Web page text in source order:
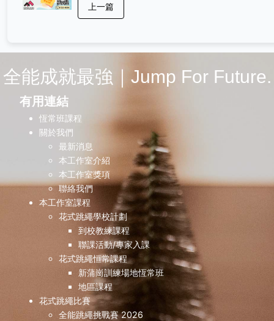
一班新朋友，一齊練、一齊進步，一齊玩得開心！✨
🎯 課程重點： 🧘 基礎身體控制技巧（節奏、控制
｜北區｜灣仔｜屯元天均設有課程，名額有限，報
速！ ⏰ 早鳥優惠：* 5月1日 至 5月31日：第一期
惠（9折）📩 想知開班日期及報名方法？即刻私訊
獲得報名資料！🕺💨
🔻Masterful Studio | 全能技巧工作室🔻專業花式跳
工作室提供不同程度花式跳繩運動訓練 歡迎查詢✉️
工作室由2019年起一直致力推廣花式跳繩，開辦各
適合不同水平人士參與的課程，包括幼兒班、興趣
成人班、恒常跳繩訓練以及精英隊訓練。 本工作室
練場由啟德地鐵站或鑽石山地鐵站步行10分鐘即可
達，有專業嘅運動地板以及大量跳繩器材等，歡迎
花式跳繩班。
快啲瀏覽我哋既網頁或者去Bio報名啦！ 🔻🔻🔻🔻
https://forms.gle/FvdtmFkr9LBXbUaS8 如有任何
問可以聯絡本工作室職員。WhatsApp：
花式跳繩 #興趣班 #兒童興趣班 #強身健體 #小朋友
上一篇
全能成就最強｜Jump For Future.
有用連結
恆常班課程
關於我們
最新消息
本工作室介紹
本工作室獎項
聯絡我們
本工作室課程
花式跳繩學校計劃
到校教練課程
聯課活動/專家入課
花式跳繩恒常課程
新蒲崗訓練場地恆常班
地區課程
花式跳繩比賽
全能跳繩挑戰賽 2026